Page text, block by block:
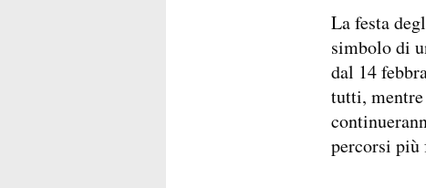
La festa
simbolo di
dal 14
tutti,
percorsi più